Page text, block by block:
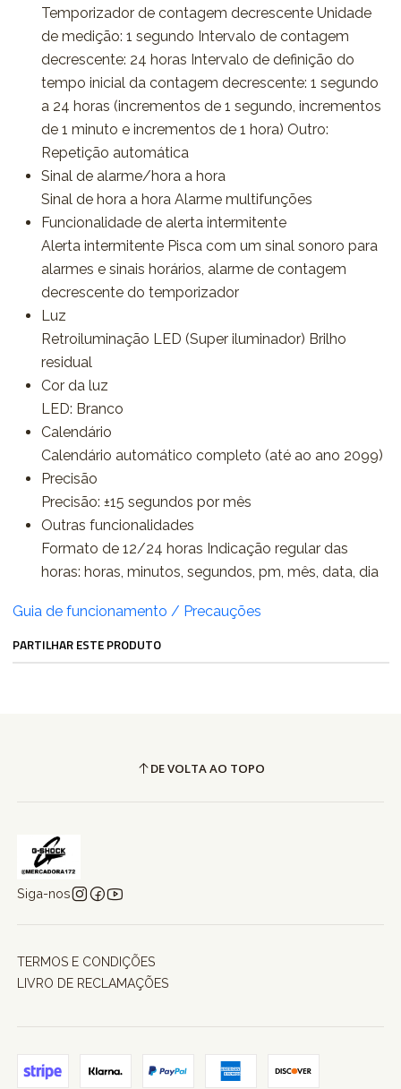
Temporizador de contagem decrescente Unidade
de medição: 1 segundo Intervalo de contagem
decrescente: 24 horas Intervalo de definição do
tempo inicial da contagem decrescente: 1 segundo
a 24 horas (incrementos de 1 segundo, incrementos
de 1 minuto e incrementos de 1 hora) Outro:
Repetição automática
Sinal de alarme/hora a hora
Sinal de hora a hora Alarme multifunções
Funcionalidade de alerta intermitente
Alerta intermitente Pisca com um sinal sonoro para
alarmes e sinais horários, alarme de contagem
decrescente do temporizador
Luz
Retroiluminação LED (Super iluminador) Brilho
residual
Cor da luz
LED: Branco
Calendário
Calendário automático completo (até ao ano 2099)
Precisão
Precisão: ±15 segundos por mês
Outras funcionalidades
Formato de 12/24 horas Indicação regular das
horas: horas, minutos, segundos, pm, mês, data, dia
Guia de funcionamento / Precauções
PARTILHAR ESTE PRODUTO
DE VOLTA AO TOPO
Siga-nos
TERMOS E CONDIÇÕES
LIVRO DE RECLAMAÇÕES